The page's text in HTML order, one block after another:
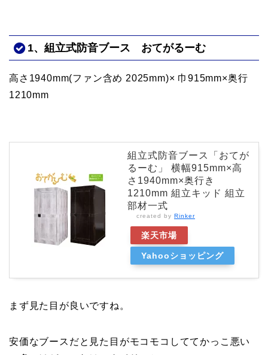
1、組立式防音ブース おてがるーむ
高さ1940mm(ファン含め 2025mm)× 巾915mm×奥行
1210mm
組立式防音ブース「おてが
るーむ」 横幅915mm×高
さ1940mm×奥行き
1210mm 組立キッド 組立
部材一式
created by Rinker
楽天市場
Yahooショッピング
まず見た目が良いですね。
安価なブースだと見た目がモコモコしててかっこ悪い